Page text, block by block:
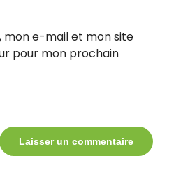
mon e-mail et mon site
pour mon prochain